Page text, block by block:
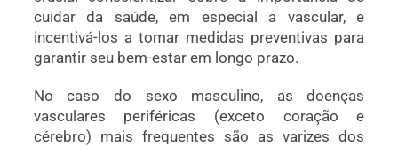
cuidar da saúde, em especial a vascular, e
incentivá-los a tomar medidas preventivas para
garantir seu bem-estar em longo prazo.
No caso do sexo masculino, as doenças
vasculares periféricas (exceto coração e
cérebro) mais frequentes são as varizes dos